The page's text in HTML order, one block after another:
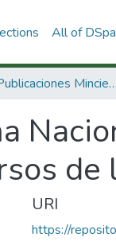
All of
3.2.2. Publicaciones Minciencias
URI
https://